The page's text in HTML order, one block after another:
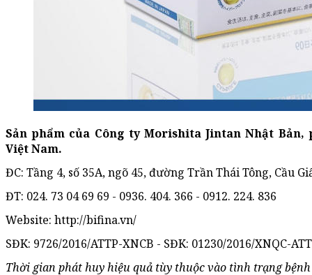
Sản phẩm của Công ty Morishita Jintan Nhật
Việt Nam.
ĐC: Tầng 4, số 35A, ngõ 45, đường Trần Thái Tông, Cầu
ĐT: 024. 73 04 69 69 - 0936. 404. 366 - 0912. 224. 836
Website: http://bifina.vn/
SĐK: 9726/2016/ATTP-XNCB - SĐK: 01230/2016/XNQC-
Thời gian phát huy hiệu quả tùy thuộc vào tình trạng